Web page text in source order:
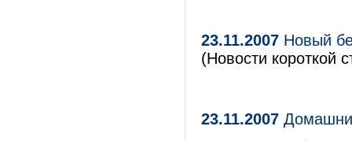
23.11.2007 Новый
(Новости короткой
23.11.2007